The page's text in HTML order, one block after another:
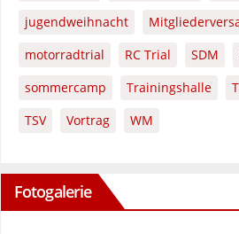
jugendweihnacht
motorradtrial
RC Trial SDM
sommercamp
Trainingshalle
TSV
Vortrag WM
Fotogalerie